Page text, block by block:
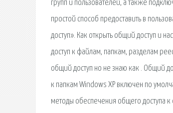
групп и пользователей, а также
простой способ предоставить в
доступ». Как открыть общий доступ и
доступ к файлам, папкам, разделам
общий доступ но не знаю как . Общий
к папкам Windows XP включен по
методы обеспечения общего доступа